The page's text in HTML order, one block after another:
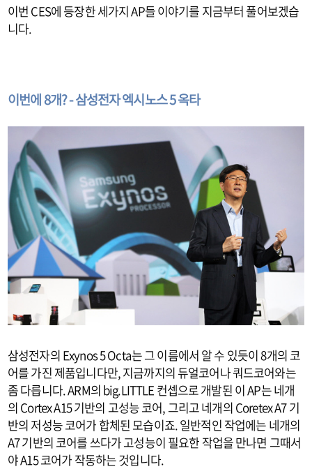
이번 CES에 등장한 세가지 AP들 이야기를 지금부터 풀어보겠습
니다.
이번에 8개? - 삼성전자 엑시노스 5 옥타
삼성전자의 Exynos 5 Octa는 그 이름에서 알 수 있듯이 8개의 코
어를 가진 제품입니다만, 지금까지의 듀얼코어나 쿼드코어와는
좀 다릅니다. ARM의 big.LITTLE 컨셉으로 개발된 이 AP는 네개
의 Cortex A15 기반의 고성능 코어, 그리고 네개의 Coretex A7 기
반의 저성능 코어가 합체된 모습이죠. 일반적인 작업에는 네개의
A7 기반의 코어를 쓰다가 고성능이 필요한 작업을 만나면 그때서
야 A15 코어가 작동하는 것입니다.